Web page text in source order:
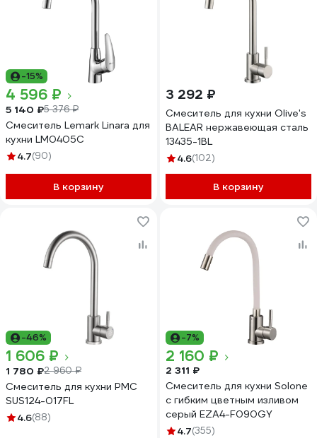
-15%
4 596 ₽
5 140 ₽5 376 ₽
Смеситель Lemark Linara для
кухни LM0405C
4.7(90)
В корзину
3 292 ₽
Смеситель для кухни Olive's
BALEAR нержавеющая сталь
13435-1BL
4.6(102)
В корзину
-46%
1 606 ₽
1 780 ₽2 960 ₽
Смеситель для кухни РМС
SUS124-017FL
4.6(88)
-7%
2 160 ₽
2 311 ₽
Смеситель для кухни Solone
с гибким цветным изливом
серый EZA4-F090GY
4.7(355)